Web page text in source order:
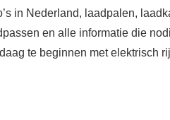
in Nederland, laadpalen,
en alle informatie die
te beginnen met elektrisch